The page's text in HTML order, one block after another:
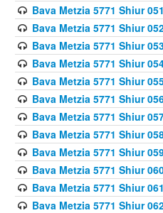
Bava Metzia 5771 Shiur
Bava Metzia 5771 Shiur
Bava Metzia 5771 Shiur
Bava Metzia 5771 Shiur
Bava Metzia 5771 Shiur
Bava Metzia 5771 Shiur
Bava Metzia 5771 Shiur
Bava Metzia 5771 Shiur
Bava Metzia 5771 Shiur
Bava Metzia 5771 Shiur
Bava Metzia 5771 Shiur
Bava Metzia 5771 Shiur